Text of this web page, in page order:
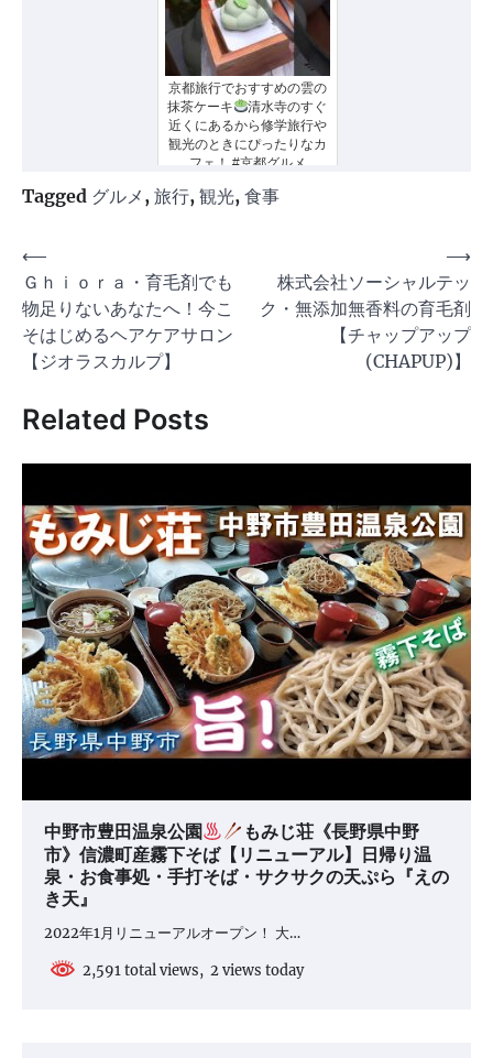
京都旅行でおすすめの雲の
抹茶ケーキ
清水寺のすぐ
近くにあるから修学旅行や
観光のときにぴったりなカ
フェ！ #京都グルメ
Tagged グルメ , 旅行, 観光, 食事
投
稿
ナ
ビ
ー
シ
ョ
ン
⟵
Ｇｈｉｏｒａ・育毛剤でも
物足りないあなたへ！今こ
そはじめるヘアケアサロン
【ジオラスカルプ】
株式会社ソーシャルテッ
ク・無添加無香料の育毛剤
【チャップアップ
(CHAPUP)】
⟶
Related Posts
中野市豊田温泉公園 もみじ荘《長野県中野
市》信濃町産霧下そば【リニューアル】日帰り温
泉・お食事処・手打そば・サクサクの天ぷら『えの
き天』
2022年1月リニューアルオープン！ 大…
2,591 total views, 2 views today